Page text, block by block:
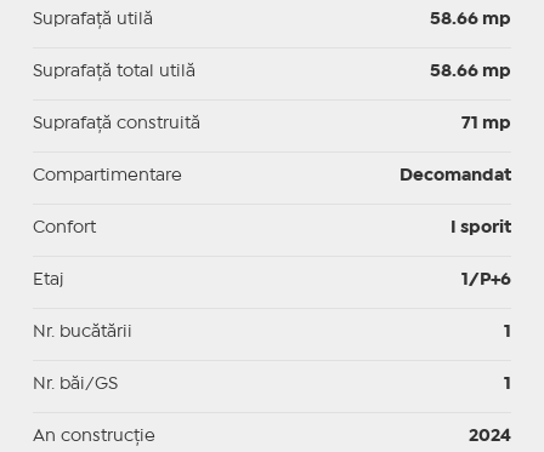
Suprafaţă utilă 58.66 mp
Suprafaţă total utilă 58.66 mp
Suprafaţă construită 71 mp
Compartimentare Decomandat
Confort I sporit
Etaj 1/P+6
Nr. bucătării 1
Nr. băi/GS 1
An construcție 2024